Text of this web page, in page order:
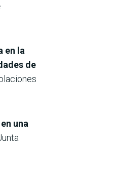
en la
de
una